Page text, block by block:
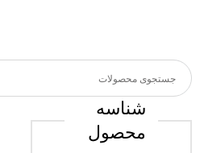
شناسه
محصول